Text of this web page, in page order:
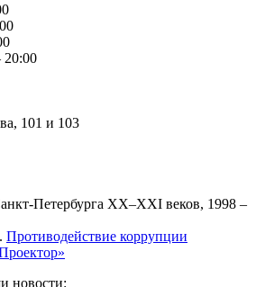
20:00
101 и 103
Петербурга XX–XXI веков, 1998 –
Противодействие коррупции
новости: